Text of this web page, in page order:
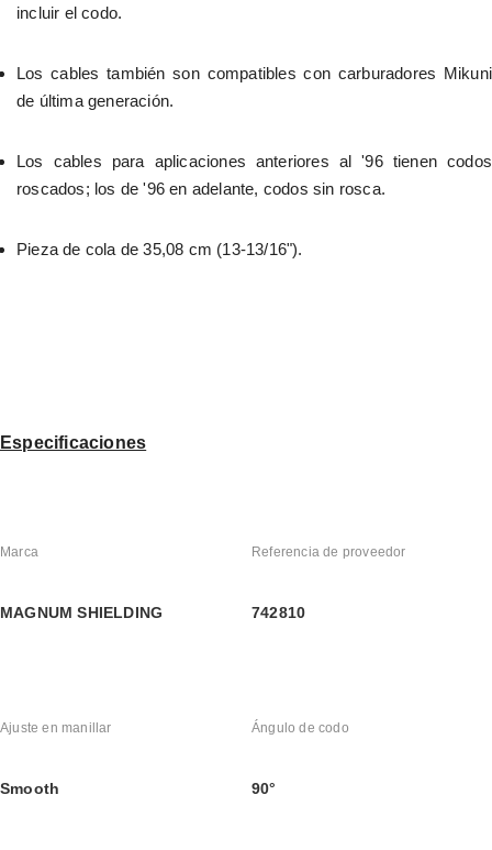
incluir el codo.
Los cables también son compatibles con carburadores Mikuni
de última generación.
Los cables para aplicaciones anteriores al '96 tienen codos
roscados; los de '96 en adelante, codos sin rosca.
Pieza de cola de 35,08 cm (13-13/16").
Especificaciones
Marca
MAGNUM SHIELDING
Referencia de proveedor
742810
Ajuste en manillar
Smooth
Ángulo de codo
90°